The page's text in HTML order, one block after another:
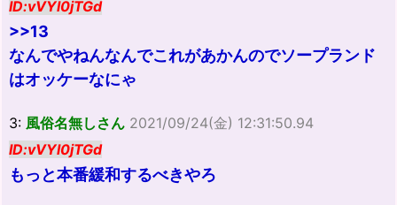
ID:vVYl0jTGd
>>13
なんでやねんなんでこれがあかんのでソープランド
はオッケーなにゃ
3: 風俗名無しさん 2021/09/24(金) 12:31:50.94
ID:vVYl0jTGd
もっと本番緩和するべきやろ